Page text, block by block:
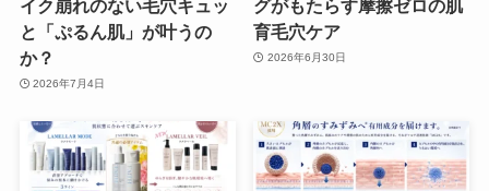
イク崩れのない毛穴キュッ
と「ぷるん肌」が叶うの
か？
2026年7月4日
グがもたらす摩擦ゼロの肌
育毛穴ケア
2026年6月30日